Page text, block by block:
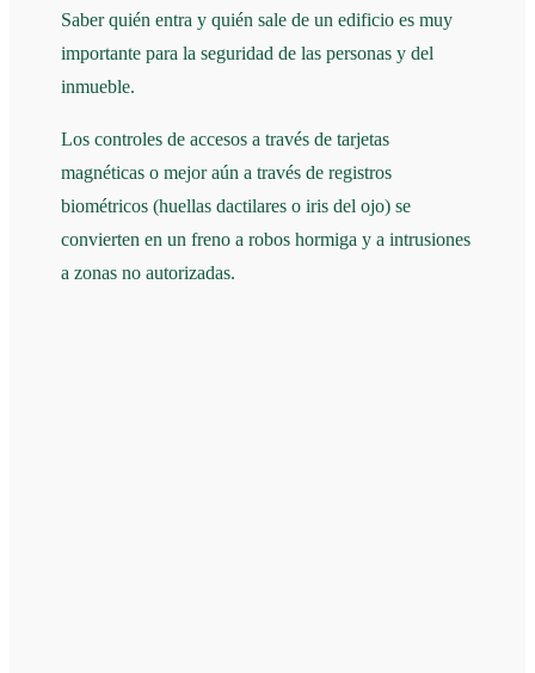
Saber quién entra y quién sale de un edificio es muy
importante para la seguridad de las personas y del
inmueble.
Los controles de accesos a través de tarjetas
magnéticas o mejor aún a través de registros
biométricos (huellas dactilares o iris del ojo) se
convierten en un freno a robos hormiga y a intrusiones
a zonas no autorizadas.